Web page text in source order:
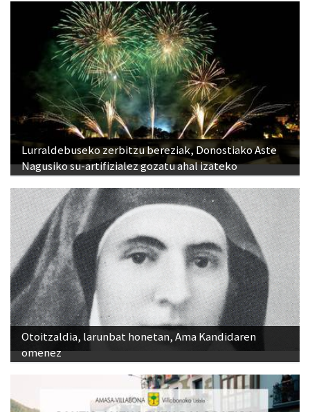
Lurraldebuseko zerbitzu bereziak, Donostiako Aste
Nagusiko su-artifizialez gozatu ahal izateko
Otoitzaldia, larunbat honetan, Ama Kandidaren
omenez